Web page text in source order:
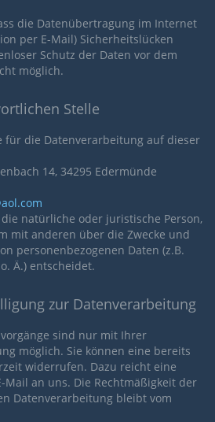
die Datenübertragung im Internet
per E-Mail) Sicherheitslücken
Schutz der Daten vor dem
möglich.
Stelle
für die Datenverarbeitung auf dieser
14, 34295 Edermünde
natürliche oder juristische Person,
mit anderen über die Zwecke und
personenbezogenen Daten (z.B.
Ä.) entscheidet.
zur Datenverarbeitung
sind nur mit Ihrer
möglich. Sie können eine bereits
widerrufen. Dazu reicht eine
an uns. Die Rechtmäßigkeit der
Datenverarbeitung bleibt vom